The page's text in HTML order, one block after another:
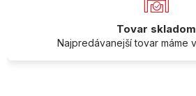
Tovar skladom
Najpredávanejší tovar máme